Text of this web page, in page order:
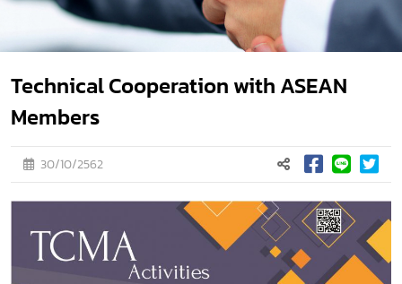
Technical Cooperation with ASEAN
Members
30/10/2562